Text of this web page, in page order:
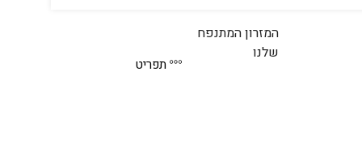
תפריט
המזרון המתנפח
שלנו